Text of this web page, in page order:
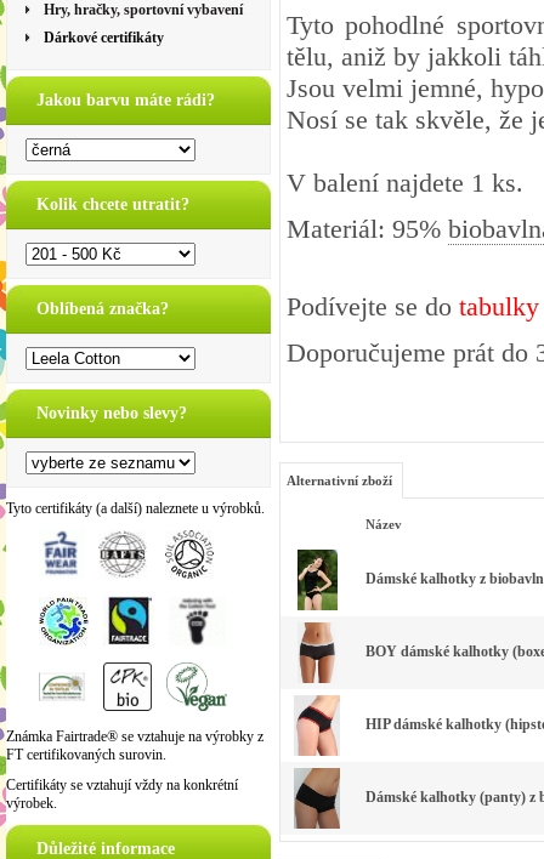
Hry, hračky, sportovní vybavení
Dárkové certifikáty
Jakou barvu máte rádi?
Kolik chcete utratit?
Oblíbená značka?
Novinky nebo slevy?
Tyto certifikáty (a další) naleznete u výrobků.
Známka Fairtrade® se vztahuje na výrobky z
FT certifikovaných surovin.
Certifikáty se vztahují vždy na konkrétní
výrobek.
Důležité informace
Tyto pohodlné
tělu, aniž by jakkoli
Jsou velmi jemné,
Nosí se tak skvěle, že
V balení najdete 1 ks.
Materiál: 95%
Podívejte se do
Doporučujeme prát do
Alternativní zboží
Název
Dámské kalhotky z
BOY dámské kalhotky
HIP dámské kalhotky
Dámské kalhotky (panty) z